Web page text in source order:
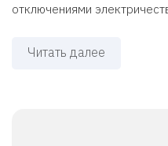
отключениями
Читать далее